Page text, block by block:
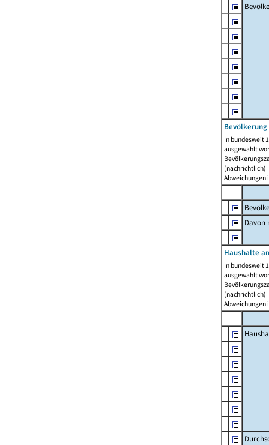
In bundesweit
ausgewählt
Abweichungen
Davon
Haushalte
In bundesweit
ausgewählt
Abweichungen